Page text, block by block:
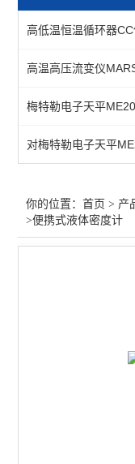
高低温恒温循环器
高温高压流变仪
梅特勒电子天平
对梅特勒电子天平
你的位置：首页 > 产
>便携式液体密度计